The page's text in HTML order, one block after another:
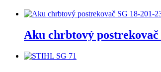
Aku chrbtový postrekovač